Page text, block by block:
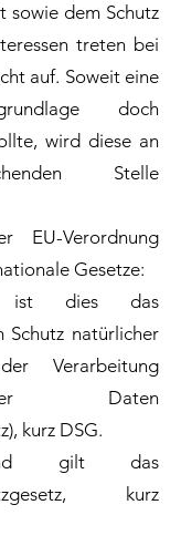
sowie dem Schutz
treten bei
auf. Soweit eine
doch
wird diese an
Stelle
EU-Verordnung
Gesetze:
ist dies das
Schutz natürlicher
Verarbeitung
Daten
kurz DSG.
gilt das
kurz